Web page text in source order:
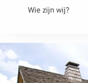
principal
Wie zijn wij?